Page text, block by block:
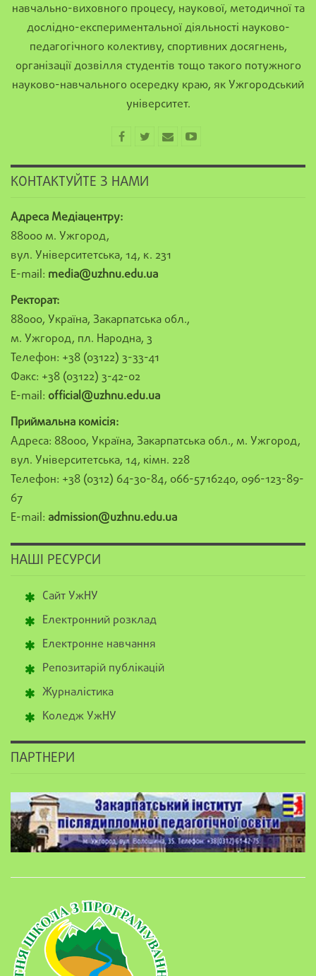
навчально-виховного процесу, наукової, методичної та
дослідно-експериментальної діяльності науково-
педагогічного колективу, спортивних досягнень,
організації дозвілля студентів тощо такого потужного
науково-навчального осередку краю, як Ужгородський
університет.
КОНТАКТУЙТЕ З НАМИ
Адреса Медіацентру:
88000 м. Ужгород,
вул. Університетська, 14, к. 231
E-mail: media@uzhnu.edu.ua
Ректорат:
88000, Україна, Закарпатська обл.,
м. Ужгород, пл. Народна, 3
Телефон: +38 (03122) 3-33-41
Факс: +38 (03122) 3-42-02
E-mail: official@uzhnu.edu.ua
Приймальна комісія:
Адреса: 88000, Україна, Закарпатська обл., м. Ужгород,
вул. Університетська, 14, кімн. 228
Телефон: +38 (0312) 64-30-84, 066-5716240, 096-123-89-
67
E-mail: admission@uzhnu.edu.ua
НАШІ РЕСУРСИ
Сайт УжНУ
Електронний розклад
Електронне навчання
Репозитарій публікацій
Журналістика
Коледж УжНУ
ПАРТНЕРИ